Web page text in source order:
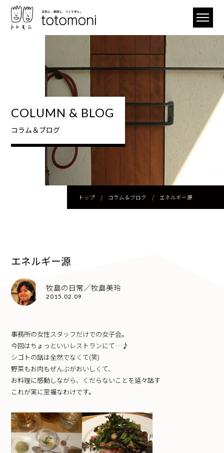
COLUMN & BLOG
コラム＆ブログ
トップ/ コラム＆ブログ / エネルギー源
エネルギー源
牧島の日常／牧島美玲
2015.02.09
事務所の女性スタッフだけでの女子会。
今回はちょっといいレストランにて…♪
シゴトの話は全然でなくて(笑)
野菜もお肉もぜんぶがおいしくて、
お料理に感動しながら、くだらないことを延々話す
これが実に至福なわけです。